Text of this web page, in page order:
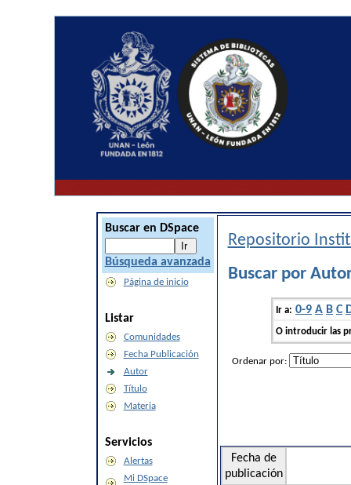
Buscar en DSpace
Búsqueda avanzada
Página de inicio
Listar
Comunidades
Fecha Publicación
Autor
Título
Materia
Servicios
Alertas
Mi DSpace
Repositorio
Buscar por
Ir a: 0-9 A B C
O introducir las
Ordenar por:
Fecha de
publicación